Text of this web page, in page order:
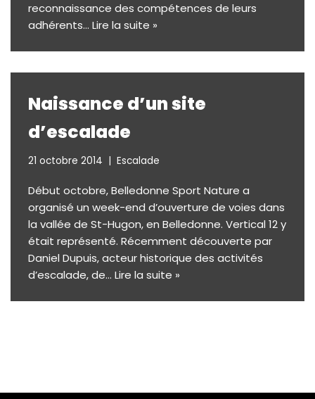
reconnaissance des compétences de leurs
adhérents… Lire la suite »
Naissance d’un site
d’escalade
21 octobre 2014 Escalade
Début octobre, Belledonne Sport Nature a
organisé un week-end d’ouverture de voies dans
la vallée de St-Hugon, en Belledonne. Vertical 12 y
était représenté. Récemment découverte par
Daniel Dupuis, acteur historique des activités
d’escalade, de… Lire la suite »